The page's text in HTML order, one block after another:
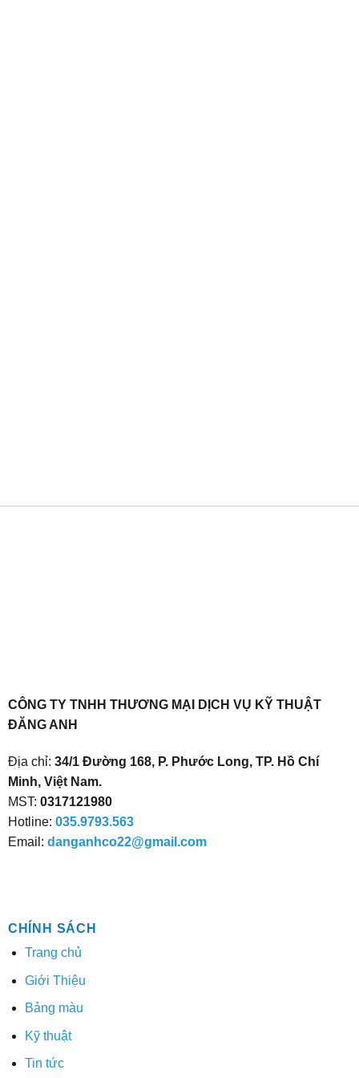
CÔNG TY TNHH THƯƠNG MẠI DỊCH VỤ KỸ THUẬT
ĐĂNG ANH
Địa chỉ: 34/1 Đường 168, P. Phước Long, TP. Hồ Chí
Minh, Việt Nam.
MST: 0317121980
Hotline: 035.9793.563
Email: danganhco22@gmail.com
CHÍNH SÁCH
Trang chủ
Giới Thiệu
Bảng màu
Kỹ thuật
Tin tức